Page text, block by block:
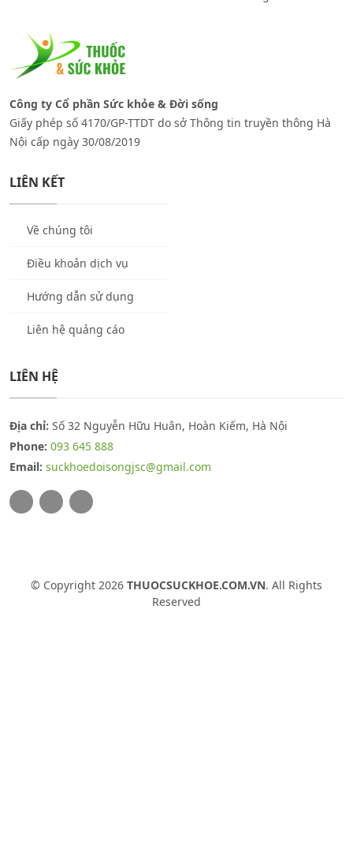
Công ty Cổ phần Sức khỏe & Đời sống
Giấy phép số 4170/GP-TTDT do sở Thông tin truyền thông Hà
Nội cấp ngày 30/08/2019
LIÊN KẾT
Về chúng tôi
Điều khoản dịch vụ
Hướng dẫn sử dụng
Liên hệ quảng cáo
LIÊN HỆ
Địa chỉ: Số 32 Nguyễn Hữu Huân, Hoàn Kiếm, Hà Nội
Phone: 093 645 888
Email: suckhoedoisongjsc@gmail.com
© Copyright 2026 THUOCSUCKHOE.COM.VN. All Rights
Reserved